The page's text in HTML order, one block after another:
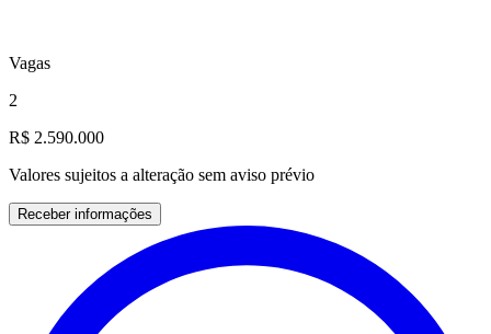
Vagas
2
R$ 2.590.000
Valores sujeitos a alteração sem aviso prévio
Receber informações